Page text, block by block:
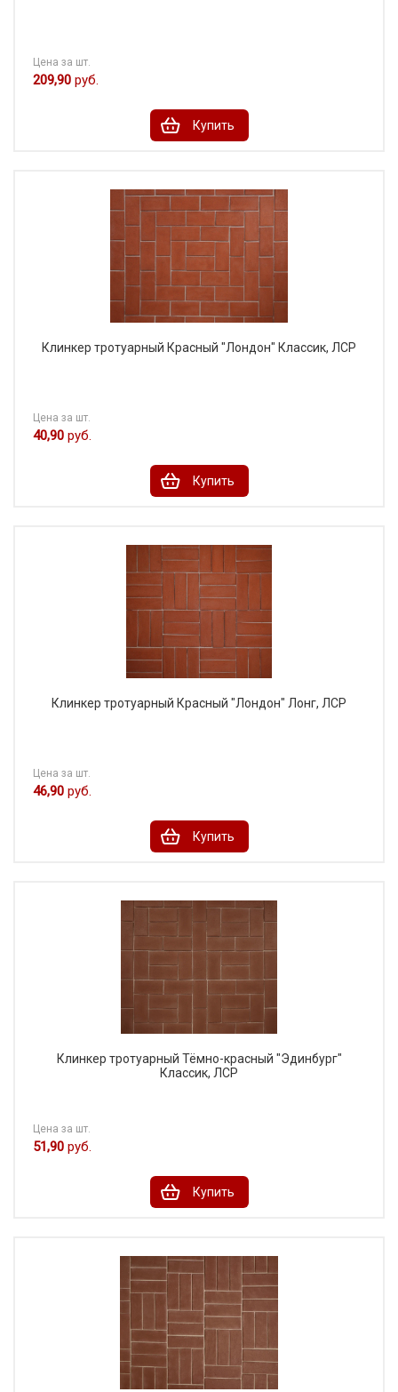
Цена за шт.
209,90 руб.
Купить
Клинкер тротуарный Красный "Лондон" Классик, ЛСР
Цена за шт.
40,90 руб.
Купить
Клинкер тротуарный Красный "Лондон" Лонг, ЛСР
Цена за шт.
46,90 руб.
Купить
Клинкер тротуарный Тёмно-красный "Эдинбург"
Классик, ЛСР
Цена за шт.
51,90 руб.
Купить